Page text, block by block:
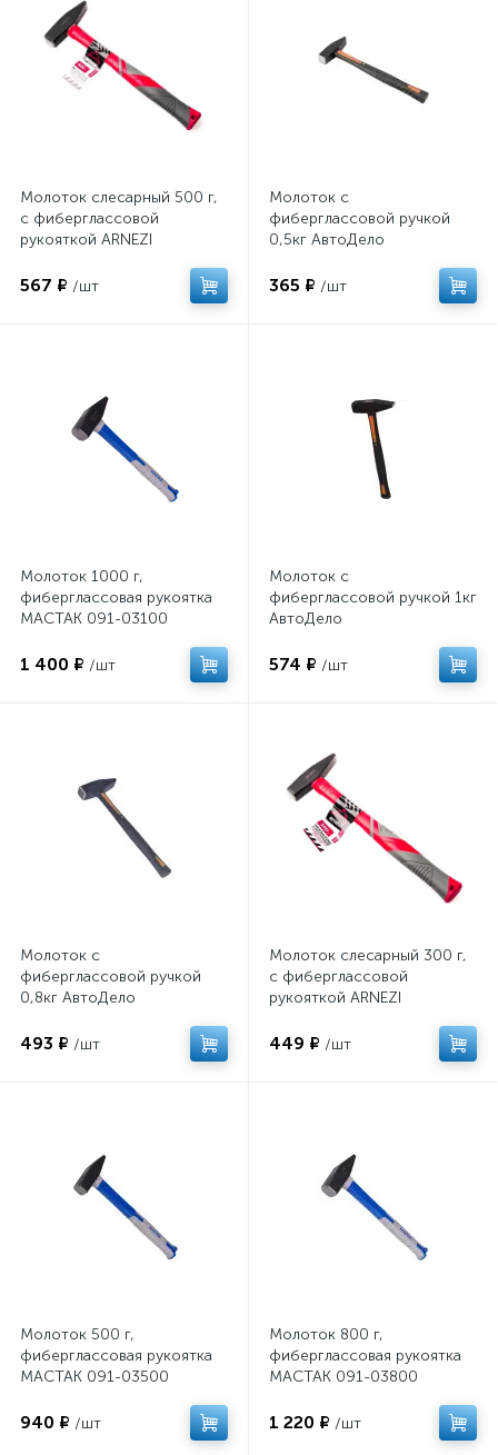
Молоток слесарный 500 г,
с фиберглассовой
рукояткой ARNEZI
567 ₽ /шт
Молоток с
фиберглассовой ручкой
0,5кг АвтоДело
365 ₽ /шт
Молоток 1000 г,
фиберглаcсовая рукоятка
МАСТАК 091-03100
1 400 ₽ /шт
Молоток с
фиберглассовой ручкой 1кг
АвтоДело
574 ₽ /шт
Молоток с
фиберглассовой ручкой
0,8кг АвтоДело
493 ₽ /шт
Молоток слесарный 300 г,
с фиберглассовой
рукояткой ARNEZI
449 ₽ /шт
Молоток 500 г,
фиберглаcсовая рукоятка
МАСТАК 091-03500
940 ₽ /шт
Молоток 800 г,
фиберглаcсовая рукоятка
МАСТАК 091-03800
1 220 ₽ /шт